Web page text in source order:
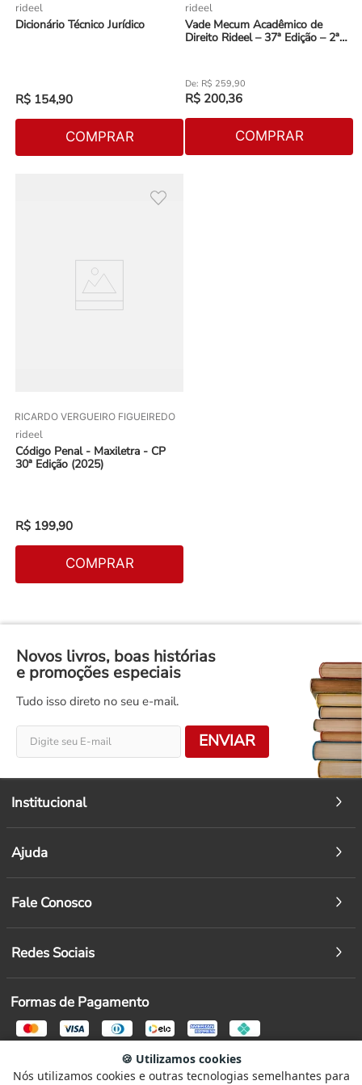
rideel
Dicionário Técnico Jurídico
R$ 154,90
COMPRAR
rideel
Vade Mecum Acadêmico de
Direito Rideel – 37ª Edição – 2ª
R$ 259,90
R$ 200,36
COMPRAR
RICARDO VERGUEIRO FIGUEIREDO
rideel
Código Penal - Maxiletra - CP
30ª Edição (2025)
R$ 199,90
COMPRAR
Novos livros, boas histórias
e promoções especiais
Tudo isso direto no seu e-mail.
ENVIAR
Institucional
Ajuda
Fale Conosco
Redes Sociais
Formas de Pagamento
🍪 Utilizamos cookies
Nós utilizamos cookies e outras tecnologias semelhantes para